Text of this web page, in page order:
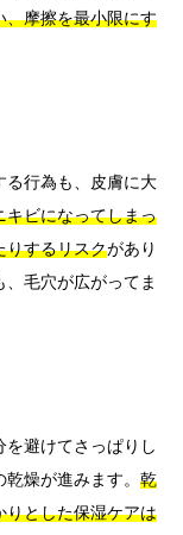
、摩擦を最小限にす
る行為も、皮膚に大
キビになってしまっ
りするリスクがあり
毛穴が広がってま
避けてさっぱりし
燥が進みます。 乾
りとした保湿ケアは